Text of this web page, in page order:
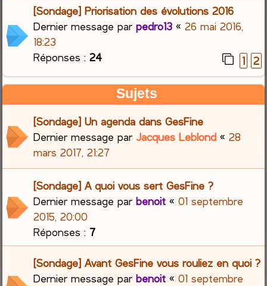
r
[Sondage] Priorisation des évolutions 2016
Dernier message parpedro13 «26 mai 2016,
18:23
Réponses :24 1 2
Sujets
[Sondage] Un agenda dans GesFine
Dernier message parJacques Leblond «28
mars 2017, 21:27
[Sondage] A quoi vous sert GesFine ?
Dernier message parbenoit «01 septembre
2015, 20:00
Réponses : 7
[Sondage] Avant GesFine vous rouliez en quoi ?
Dernier message parbenoit «01 septembre